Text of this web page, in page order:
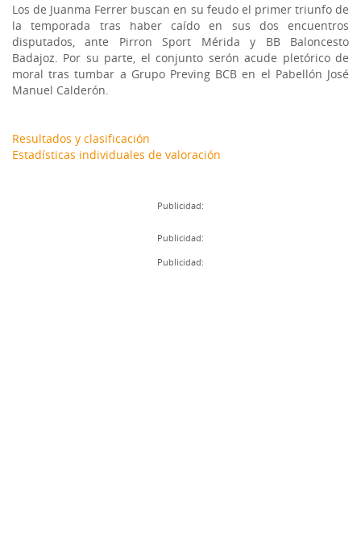
Los de Juanma Ferrer buscan en su feudo el primer triunfo de
la temporada tras haber caído en sus dos encuentros
disputados, ante Pirron Sport Mérida y BB Baloncesto
Badajoz. Por su parte, el conjunto serón acude pletórico de
moral tras tumbar a Grupo Preving BCB en el Pabellón José
Manuel Calderón.
Resultados y clasificación
Estadísticas individuales de valoración
Publicidad:
Publicidad:
Publicidad: